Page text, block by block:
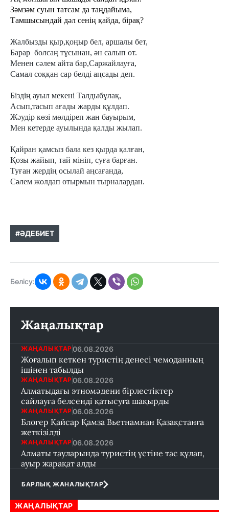
Зәмзәм суын татсам да таңдайыма,
Тамшысындай дәл сенің қайда, бірақ?
Жалбызды қыр,қоңыр бел, аршалы бет,
Барар болсаң тұсынан, ән салып өт.
Менен сәлем айта бар,Саржайлауға,
Самал соққан сар белді аңсады деп.
Біздің ауыл мекені Талдыбұлақ,
Асып,тасып ағады жарды құлдап.
Жәудір көзі мөлдіреп жан бауырым,
Мен кетерде ауылында қалды жылап.
Қайран қамсыз бала кез қырда қалған,
Қозы жайып, тай мініп, суға барған.
Туған жердің осылай аңсағанда,
Сәлем жолдап отырмын тырналардан.
#ӘДЕБИЕТ
Бөлісу:
Жаңалықтар
ЖАҢАЛЫҚТАР 06.08.2026
Жоғалып кеткен туристің денесі чемоданның
ішінен табылды
ЖАҢАЛЫҚТАР 06.08.2026
Алматыдағы этномәдени бірлестіктер
сайлауға белсенді қатысуға шақырды
ЖАҢАЛЫҚТАР 06.08.2026
Блогер Қайсар Қамза Вьетнамнан Қазақстанға
жеткізілді
ЖАҢАЛЫҚТАР 06.08.2026
Алматы тауларында туристің үстіне тас құлап,
ауыр жарақат алды
БАРЛЫҚ ЖАНАЛЫҚТАР
ЖАҢАЛЫҚТАР